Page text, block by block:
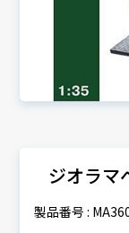
ジオラマ
製品番号 :